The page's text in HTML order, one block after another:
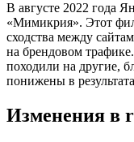
В августе 2022 года
«Мимикрия». Этот
сходства между
на брендовом
походили на другие,
понижены в
Изменения в